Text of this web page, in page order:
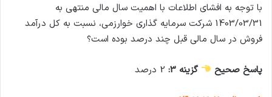
با توجه به افشای اطلاعات با اهمیت سال مالی منتهی به
1403/03/31 شرکت سرمايه گذاری خوارزمی، نسبت به كل درآمد
فروش در سال مالی قبل چند درصد بوده است؟
پاسخ صحیح گزینه 3: